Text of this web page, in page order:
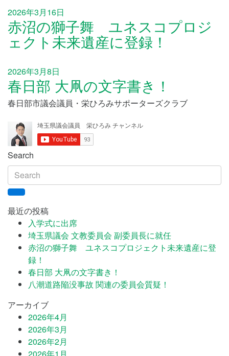
2026年3月16日
赤沼の獅子舞 ユネスコプロジ
ェクト未来遺産に登録！
2026年3月8日
春日部 大凧の文字書き！
春日部市議会議員・栄ひろみサポーターズクラブ
Search
最近の投稿
入学式に出席
埼玉県議会 文教委員会 副委員長に就任
赤沼の獅子舞 ユネスコプロジェクト未来遺産に登
録！
春日部 大凧の文字書き！
八潮道路陥没事故 関連の委員会質疑！
アーカイブ
2026年4月
2026年3月
2026年2月
2026年1月